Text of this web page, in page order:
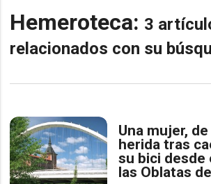
Hemeroteca: 3
relacionados con su
Una mujer,
herida tras
su bici desde
las Oblatas